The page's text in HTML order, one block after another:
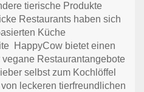
tierische Produkte
Restaurants haben sich
Küche
HappyCow bietet einen
Restaurantangebote
selbst zum Kochlöffel
leckeren tierfreundlichen